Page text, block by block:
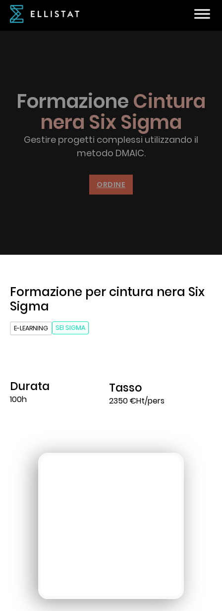
Formazione Cintura
nera Six Sigma
Gestire progetti complessi utilizzando il
metodo DMAIC.
ORDINE
Formazione per cintura nera Six
Sigma
E-LEARNING SEI SIGMA
Durata
100h
Tasso
2350 €Ht/pers